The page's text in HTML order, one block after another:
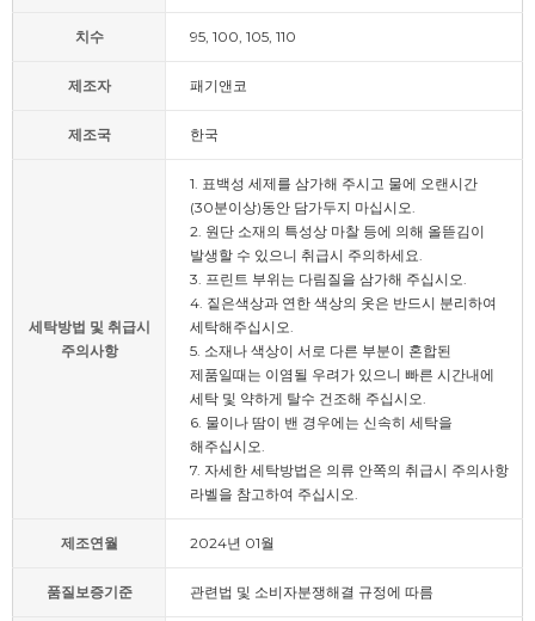
치수 95, 100, 105, 110
제조자 패기앤코
제조국 한국
세탁방법 및 취급시
주의사항
1. 표백성 세제를 삼가해 주시고 물에 오랜시간
(30분이상)동안 담가두지 마십시오.
2. 원단 소재의 특성상 마찰 등에 의해 올뜯김이
발생할 수 있으니 취급시 주의하세요.
3. 프린트 부위는 다림질을 삼가해 주십시오.
4. 짙은색상과 연한 색상의 옷은 반드시 분리하여
세탁해주십시오.
5. 소재나 색상이 서로 다른 부분이 혼합된
제품일때는 이염될 우려가 있으니 빠른 시간내에
세탁 및 약하게 탈수 건조해 주십시오.
6. 물이나 땀이 밴 경우에는 신속히 세탁을
해주십시오.
7. 자세한 세탁방법은 의류 안쪽의 취급시 주의사항
라벨을 참고하여 주십시오.
제조연월 2024년 01월
품질보증기준 관련법 및 소비자분쟁해결 규정에 따름